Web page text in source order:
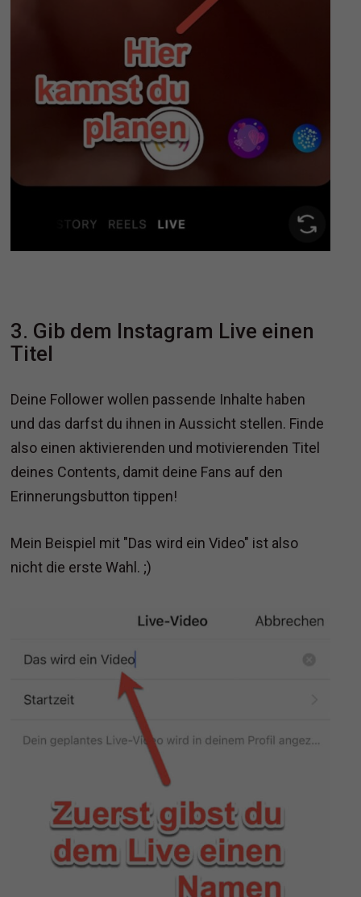
3. Gib dem Instagram Live einen
Titel
Deine Follower wollen passende Inhalte haben
und das darfst du ihnen in Aussicht stellen. Finde
also einen aktivierenden und motivierenden Titel
deines Contents, damit deine Fans auf den
Erinnerungsbutton tippen!
Mein Beispiel mit "Das wird ein Video" ist also
nicht die erste Wahl. ;)